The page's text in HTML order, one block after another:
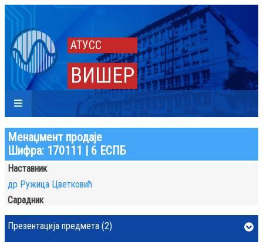
АТУСС
ВИШЕР
Менаџмент продаје
Шифра: 170111 | 6 ЕСПБ
Наставник
др Ружица Цветковић
Сарадник
Презентација предмета (2)